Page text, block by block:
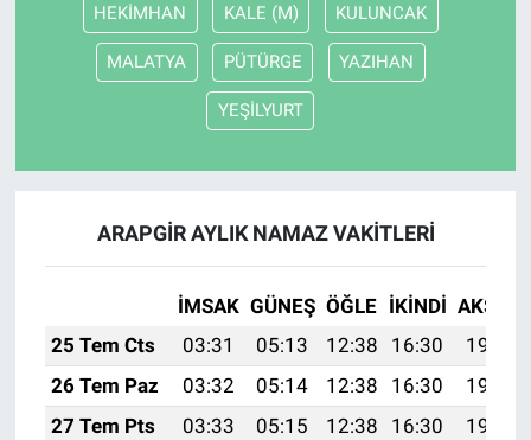
HEKİMHAN KALE (M) KULUNCAK
MALATYA PÜTÜRGE YAZIHAN
YEŞİLYURT
ARAPGİR AYLIK NAMAZ VAKITLERI
İMSAK GÜNEŞ ÖĞLE İKINDI AKŞAM
25 Tem Cts
03:31 05:13 12:38 16:30
19:52
26 Tem Paz
03:32 05:14 12:38 16:30
19:51
27 Tem Pts
03:33 05:15 12:38 16:30
19:50